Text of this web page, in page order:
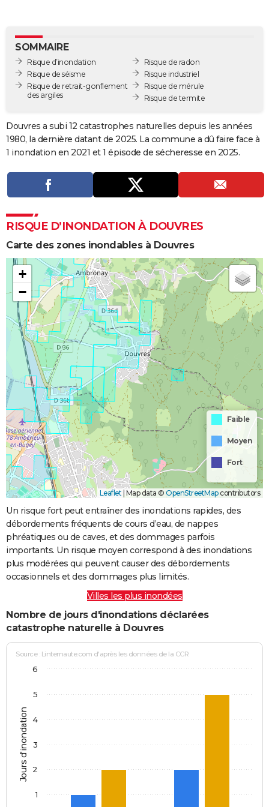
GUIDES D'ACHAT
BONS PLANS
CARTE DE VOEUX
PROGRAMME TV
Se connecter
Entreprises
Service militaire
Avis de recherche
AVIS DE DÉCÈS
Bricolage
Lifestyle
Culture
Sport
Auto
Television
Voyage
Cinema
SOMMAIRE
Risque d’inondation
Risque de séisme
Risque de retrait-gonflement
des argiles
Risque de radon
Risque industriel
Risque de mérule
Risque de termite
Douvres a subi 12 catastrophes naturelles depuis les années
1980, la dernière datant de 2025. La commune a dû faire face à
1 inondation en 2021 et 1 épisode de sécheresse en 2025.
RISQUE D’INONDATION À DOUVRES
Carte des zones inondables à Douvres
+
−
Faible
Moyen
Fort
Leaflet | Map data © OpenStreetMapcontributors
Un risque fort peut entraîner des inondations rapides, des
débordements fréquents de cours d’eau, de nappes
phréatiques ou de caves, et des dommages parfois
importants. Un risque moyen correspond à des inondations
plus modérées qui peuvent causer des débordements
occasionnels et des dommages plus limités.
Villes les plus inondées
Nombre de jours d'inondations déclarées
catastrophe naturelle à Douvres
Jours d'inondation
Source : Linternaute.com d'après les données de la CCR
1
2
3
4
5
6